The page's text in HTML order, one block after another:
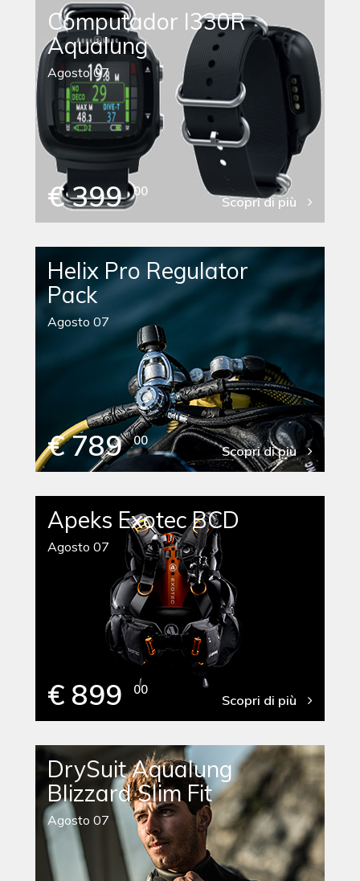
Computador I330R
Aqualung
Agosto 07
€ 399 00
Scopri di più
Helix Pro Regulator
Pack
Agosto 07
€ 789 00
Scopri di più
Apeks Exotec BCD
Agosto 07
€ 899 00
Scopri di più
DrySuit Aqualung
Blizzard Slim Fit
Agosto 07